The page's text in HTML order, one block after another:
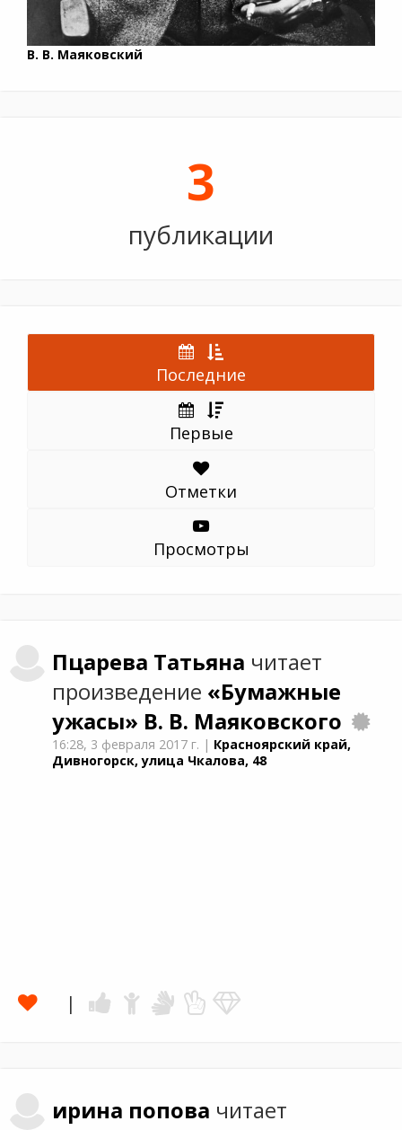
В. В. Маяковский
3
публикации
Последние
Первые
Отметки
Просмотры
Пцарева Татьяна читает
произведение «Бумажные
ужасы» В. В. Маяковского
16:28, 3 февраля 2017 г. | Красноярский край,
Дивногорск, улица Чкалова, 48
ирина попова читает